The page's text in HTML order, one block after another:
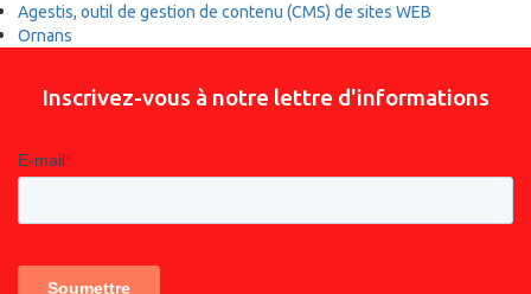
Agestis, outil de gestion de contenu (CMS) de sites WEB
Ornans
Inscrivez-vous à notre lettre d'informations